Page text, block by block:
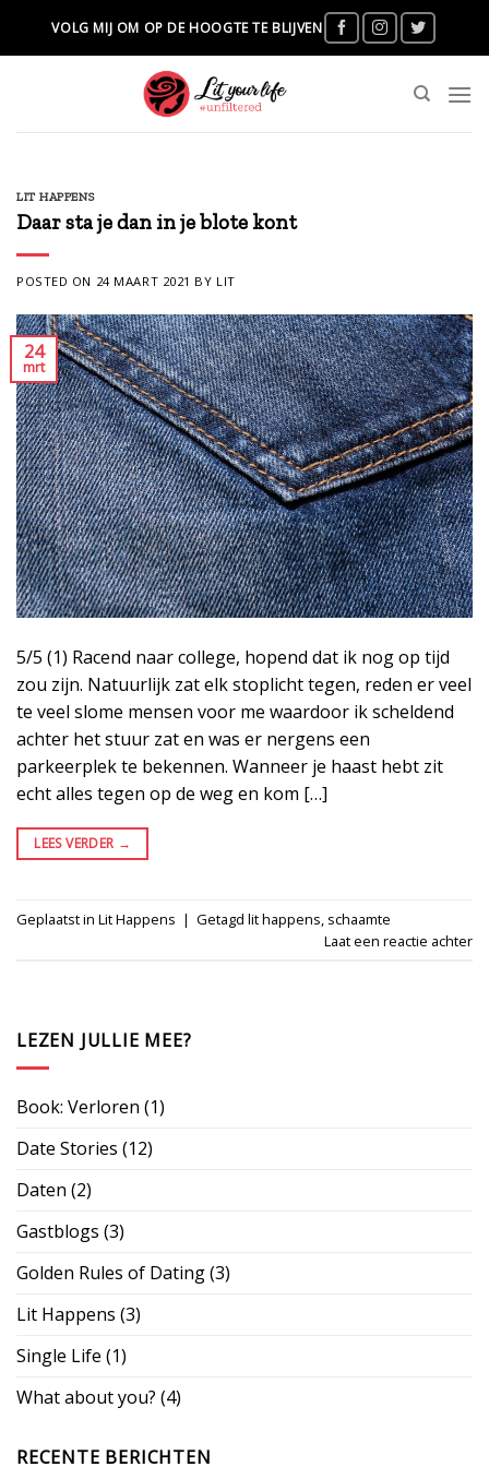
VOLG MIJ OM OP DE HOOGTE TE BLIJVEN
LIT HAPPENS
Daar sta je dan in je blote kont
POSTED ON 24 MAART 2021 BY LIT
24
mrt
5/5 (1) Racend naar college, hopend dat ik nog op tijd
zou zijn. Natuurlijk zat elk stoplicht tegen, reden er veel
te veel slome mensen voor me waardoor ik scheldend
achter het stuur zat en was er nergens een
parkeerplek te bekennen. Wanneer je haast hebt zit
echt alles tegen op de weg en kom […]
LEES VERDER →
Geplaatst in Lit Happens | Getagd lit happens, schaamte
Laat een reactie achter
LEZEN JULLIE MEE?
Book: Verloren (1)
Date Stories (12)
Daten (2)
Gastblogs (3)
Golden Rules of Dating(3)
Lit Happens (3)
Single Life (1)
What about you? (4)
RECENTE BERICHTEN